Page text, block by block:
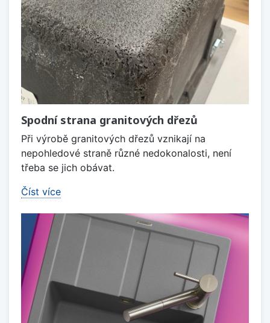
Spodní strana granitových dřezů
Při výrobě granitových dřezů vznikají na
nepohledové straně různé nedokonalosti, není
třeba se jich obávat.
Číst více